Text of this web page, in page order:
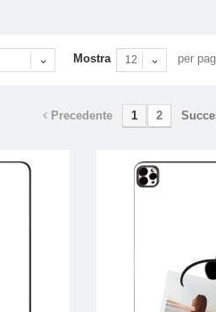
Mostra 12 per
Precedente 1 2